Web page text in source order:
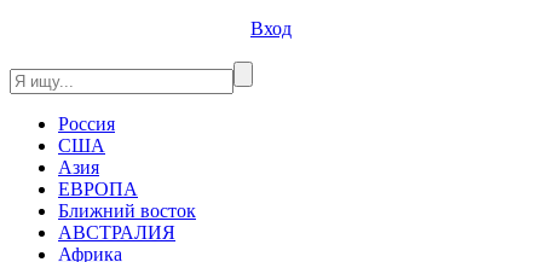
Вход
Россия
США
Азия
ЕВРОПА
Ближний восток
АВСТРАЛИЯ
Африка